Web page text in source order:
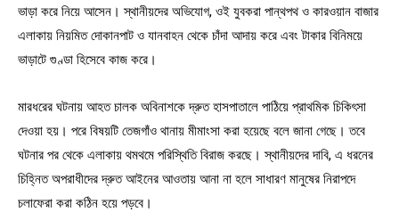
ভাড়া করে নিয়ে আসেন। স্থানীয়দের অভিযোগ, ওই যুবকরা পান্থপথ ও কারওয়ান বাজার
এলাকায় নিয়মিত দোকানপাট ও যানবাহন থেকে চাঁদা আদায় করে এবং টাকার বিনিময়ে
ভাড়াটে গুণ্ডা হিসেবে কাজ করে।
মারধরের ঘটনায় আহত চালক অবিনাশকে দ্রুত হাসপাতালে পাঠিয়ে প্রাথমিক চিকিৎসা
দেওয়া হয়। পরে বিষয়টি তেজগাঁও থানায় মীমাংসা করা হয়েছে বলে জানা গেছে। তবে
ঘটনার পর থেকে এলাকায় থমথমে পরিস্থিতি বিরাজ করছে। স্থানীয়দের দাবি, এ ধরনের
চিহ্নিত অপরাধীদের দ্রুত আইনের আওতায় আনা না হলে সাধারণ মানুষের নিরাপদে
চলাফেরা করা কঠিন হয়ে পড়বে।